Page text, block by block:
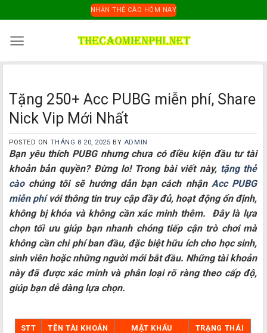
to
content
NHẬN THẺ CÀO HÔM NAY
Tặng 250+ Acc PUBG miễn phí, Share
Nick Vip Mới Nhất
POSTED ON THÁNG 8 20, 2025 BY ADMIN
Bạn yêu thích PUBG nhưng chưa có điều kiện đầu tư tài
khoản bản quyền? Đừng lo! Trong bài viết này, tặng thẻ
càochúng tôi sẽ hướng dẫn bạn cách nhận Acc PUBG
miễn phívới thông tin truy cập đầy đủ, hoạt động ổn định,
không bị khóa và không cần xác minh thêm. Đây là lựa
chọn tối ưu giúp bạn nhanh chóng tiếp cận trò chơi mà
không cần chi phí ban đầu, đặc biệt hữu ích cho học sinh,
sinh viên hoặc những người mới bắt đầu. Những tài khoản
này đã được xác minh và phân loại rõ ràng theo cấp độ,
giúp bạn dễ dàng lựa chọn.
STT TÊN TÀI KHOẢN MẬT KHẨU TRẠNG THÁI